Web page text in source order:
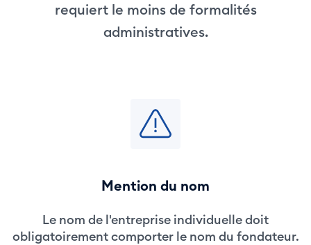
requiert le moins de formalités
administratives.
Mention du nom
Le nom de l'entreprise individuelle doit
obligatoirement comporter le nom du fondateur.